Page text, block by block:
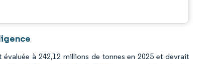
à 242,12 millions de tonnes en 2025 et devrait